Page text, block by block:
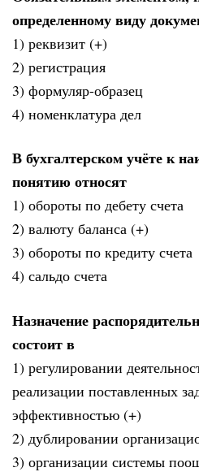
определенному виду
1) реквизит (+)
2) регистрация
3) формуляр-образец
4) номенклатура дел
В бухгалтерском учёте к
понятию относят
1) обороты по дебету счета
2) валюту баланса (+)
3) обороты по кредиту счета
4) сальдо счета
Назначение
состоит в
1) регулировании
реализации поставленных
эффективностью (+)
2) дублировании
3) организации системы